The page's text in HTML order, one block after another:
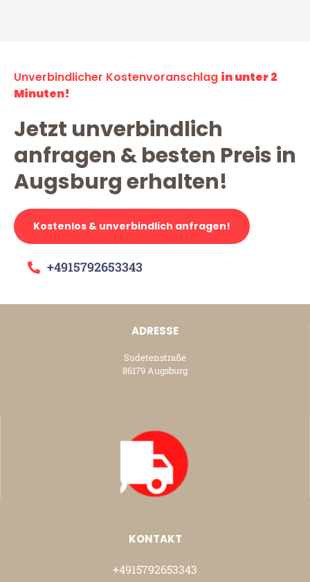
Unverbindlicher Kostenvoranschlag in unter 2
Minuten!
Jetzt unverbindlich
anfragen & besten Preis in
Augsburg erhalten!
Kostenlos & unverbindlich anfragen!
+4915792653343
ADRESSE
Sudetenstraße
86179 Augsburg
KONTAKT
+4915792653343